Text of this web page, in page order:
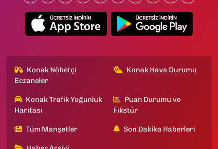
Konak Nöbetçi
Eczaneler
Konak Hava Durumu
Konak Trafik Yoğunluk
Haritası
Puan Durumu ve
Fikstür
Tüm Manşetler Son Dakika Haberleri